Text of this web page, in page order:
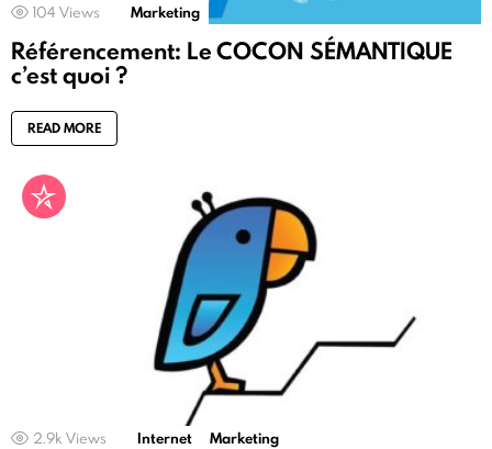
104 Views Marketing
Référencement: Le COCON SÉMANTIQUE
c’est quoi ?
READ MORE
2.9k Views Internet Marketing